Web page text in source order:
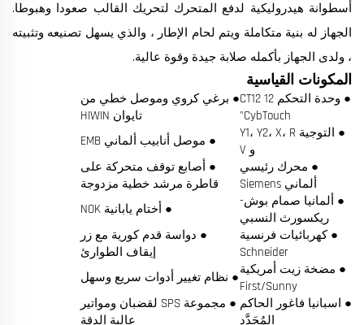
أسطوانة هيدروليكية لدفع المتحرك لتحريك القالب صعودا وهبوطا.
الجهاز له بنية متكاملة ويتم لحام الإطار ، والذي يسهل تصنيعه وتثبيته
، ولدى الجهاز بأكمله صلابة جيدة وقوة عالية.
المكونات القياسية
● وحدة التحكم CT12 12
"CybTouch
● برغي كروي وموصل خطي من
تايوان HIWIN
● التوجية Y1، Y2، X، R
و V
● موصل أنابيب ألماني EMB
● محرك رئيسي
ألماني Siemens
● أصابع توقف متحركة على
قاطرة مرشد خطية مزدوجة
● ألمانيا صمام بوش-
ريكسورث النسبي
● أختام يابانية NOK
● كهربائيات فرنسية
Schneider
● دواسة قدم كورية مع زر
إيقاف الطوارئ
● مضخة زيت أمريكية
First/Sunny
● نظام تغيير أدوات سريع وسهل
● اسبانيا فاغور الحاكم
المُحَدَّد
● مجموعة SPS لقضبان ومواتير
عالية الدقة